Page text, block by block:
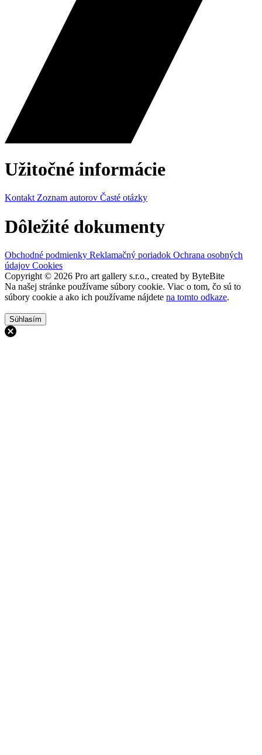
Užitočné informácie
Kontakt Zoznam autorov Časté otázky
Dôležité dokumenty
Obchodné podmienky Reklamačný poriadok Ochrana osobných
údajov Cookies
Copyright © 2026 Pro art gallery s.r.o., created by ByteBite
Na našej stránke používame súbory cookie. Viac o tom, čo sú to
súbory cookie a ako ich používame nájdete na tomto odkaze.
Súhlasím